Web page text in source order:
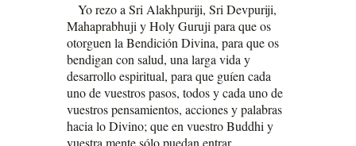
Yo rezo a Sri Alakhpuriji, Sri Devpuriji,
Mahaprabhuji y Holy Guruji para que os
otorguen la Bendición Divina, para que os
bendigan con salud, una larga vida y
desarrollo espiritual, para que guíen cada
uno de vuestros pasos, todos y cada uno de
vuestros pensamientos, acciones y palabras
hacia lo Divino; que en vuestro Buddhi y
vuestra mente sólo puedan entrar